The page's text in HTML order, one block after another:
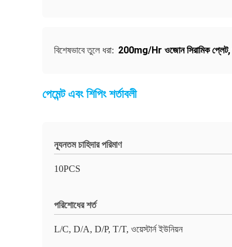
বিশেষভাবে তুলে ধরা: 200mg/Hr ওজোন সিরামিক প্লেট,
পেমেন্ট এবং শিপিং শর্তাবলী
ন্যূনতম চাহিদার পরিমাণ
10PCS
পরিশোধের শর্ত
L/C, D/A, D/P, T/T, ওয়েস্টার্ন ইউনিয়ন